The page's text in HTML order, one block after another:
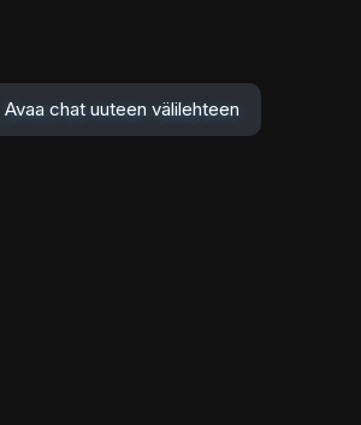
Avaa chat uuteen välilehteen